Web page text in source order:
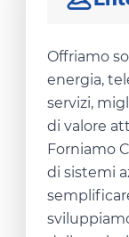
Offriamo
energia,
servizi,
di valore
Forniamo
di sistemi